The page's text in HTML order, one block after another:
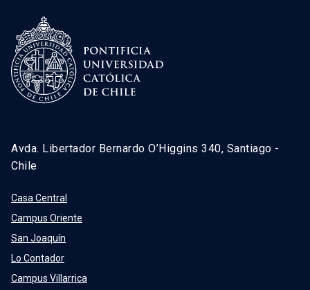
Avda. Libertador Bernardo O’Higgins 340, Santiago -
Chile
Casa Central
Campus Oriente
San Joaquín
Lo Contador
Campus Villarrica